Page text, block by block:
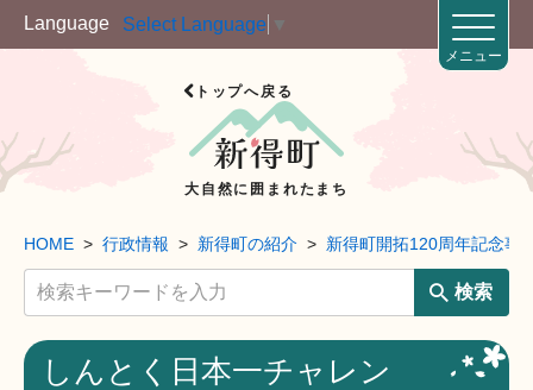
Language Select Language
トップへ戻る
大自然に囲まれたまち
メニュー
HOME 行政情報 新得町の紹介 新得町開拓120周年記念事
検索
しんとく日本一チャレン